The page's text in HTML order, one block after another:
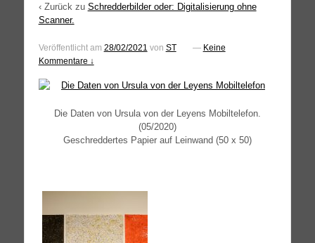
‹ Zurück zu Schredderbilder oder: Digitalisierung ohne
Scanner.
Veröffentlicht am 28/02/2021 von ST — Keine
Kommentare ↓
Die Daten von Ursu­la von der Ley­ens Mobil­te­le­fon.
(05/2020)
Geschred­der­tes Papier auf Lein­wand (50 x 50)